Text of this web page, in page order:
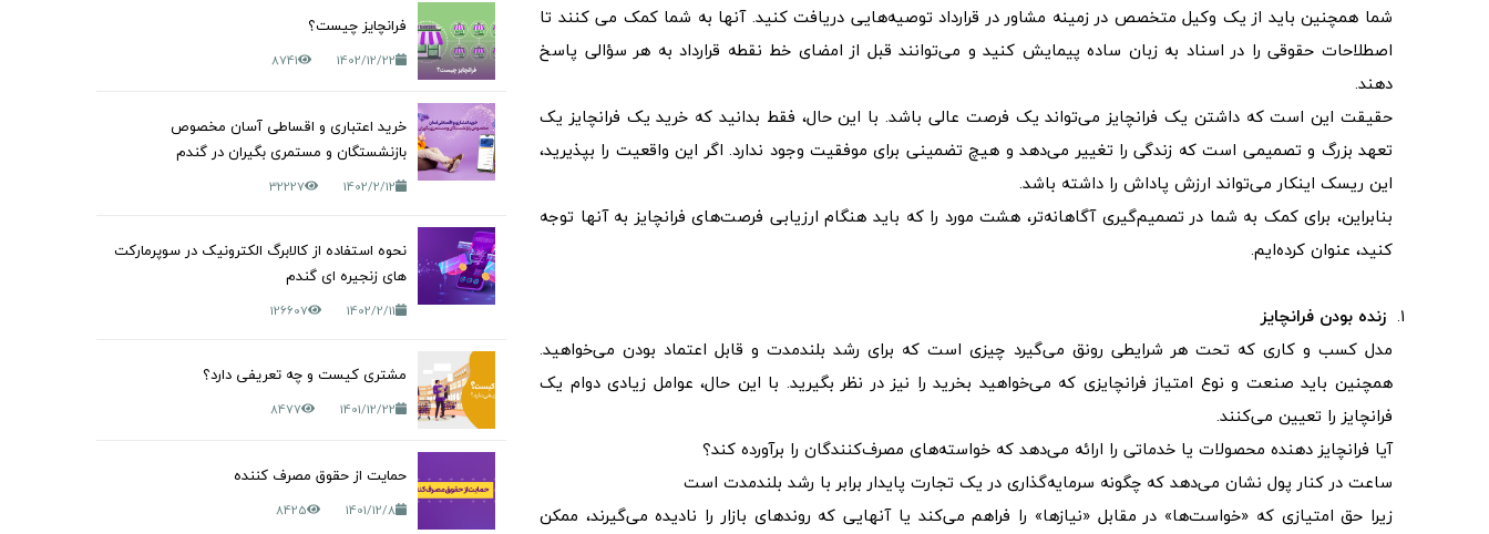
شما همچنین باید از یک وکیل متخصص در زمینه مشاور در قرارداد توصیه‌هایی دریافت کنید. آنها به شما کمک می کنند تا
اصطلاحات حقوقی را در اسناد به زبان ساده پیمایش کنید و می‌توانند قبل از امضای خط نقطه قرارداد به هر سؤالی پاسخ
دهند.
حقیقت این است که داشتن یک فرانچایز می‌تواند یک فرصت عالی باشد. با این حال، فقط بدانید که خرید یک فرانچایز یک
تعهد بزرگ و تصمیمی است که زندگی را تغییر می‌دهد و هیچ تضمینی برای موفقیت وجود ندارد. اگر این واقعیت را بپذیرید،
این ریسک اینکار می‌تواند ارزش پاداش را داشته باشد.
بنابراین، برای کمک به شما در تصمیم‌گیری آگاهانه‌تر، هشت مورد را که باید هنگام ارزیابی فرصت‌های فرانچایز به آنها توجه
کنید، عنوان کرده‌ایم.
زنده بودن فرانچایز
مدل کسب و کاری که تحت هر شرایطی رونق می‌گیرد چیزی است که برای رشد بلندمدت و قابل اعتماد بودن می‌خواهید.
همچنین باید صنعت و نوع امتیاز فرانچایزی که می‌خواهید بخرید را نیز در نظر بگیرید. با این حال، عوامل زیادی دوام یک
فرانچایز را تعیین می‌کنند.
آیا فرانچایز دهنده محصولات یا خدماتی را ارائه می‌دهد که خواسته‌های مصرف‌کنندگان را برآورده کند؟
ساعت در کنار پول نشان می‌دهد که چگونه سرمایه‌گذاری در یک تجارت پایدار برابر با رشد بلندمدت است
زیرا حق امتیازی که «خواست‌ها» در مقابل «نیازها» را فراهم می‌کند یا آنهایی که روندهای بازار را نادیده می‌گیرند، ممکن
فرانچایز چیست؟
1402/12/22
8741
خرید اعتباری و اقساطی آسان مخصوص
بازنشستگان و مستمری بگیران در گندم
1402/2/12
32227
نحوه استفاده از کالابرگ الکترونیک در سوپرمارکت
های زنجیره ای گندم
1402/2/11
126607
مشتری کیست و چه تعریفی دارد؟
1401/12/22
8477
حمایت از حقوق مصرف کننده
1401/12/8
8425